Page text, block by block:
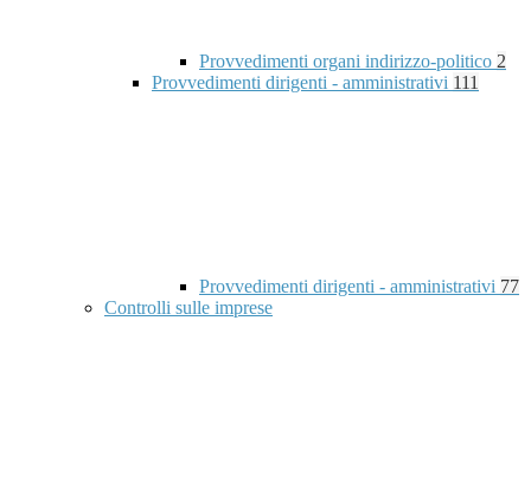
Provvedimenti organi indirizzo-politico 2
Provvedimenti dirigenti - amministrativi 111
Provvedimenti dirigenti - amministrativi 77
Controlli sulle imprese